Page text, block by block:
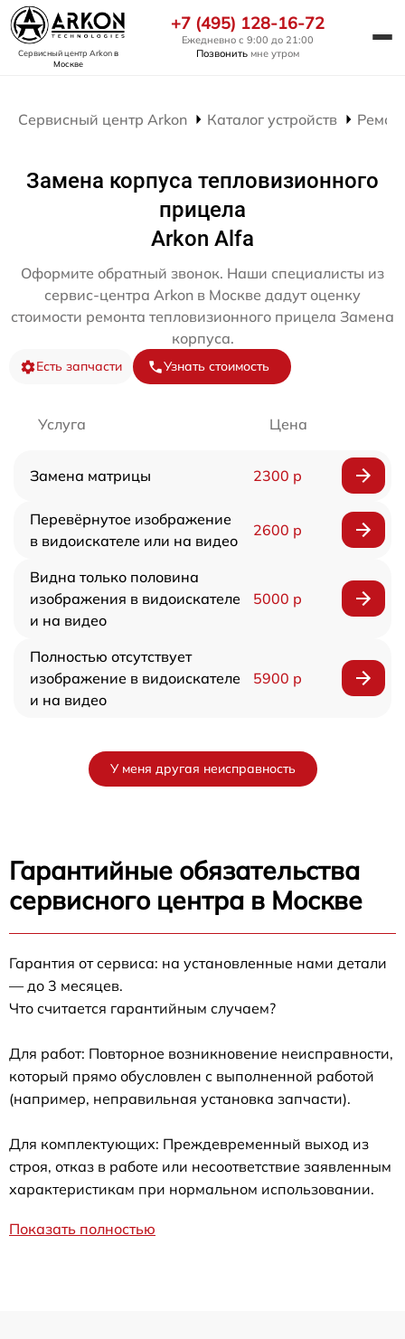
Сервисный центр Arkonв
Москве
+7 (495) 128-16-72
Ежедневно с 9:00 до 21:00
Позвонить мне утром
Сервисный центр Arkon Каталог устройств
Замена корпуса тепловизионного
прицела
Arkon Alfa
Оформите обратный звонок. Наши специалисты из
сервис-центра Arkon в Москве дадут оценку
стоимости ремонта тепловизионного прицела Замена
корпуса.
Есть запчасти Узнать стоимость
Услуга Цена
Замена матрицы 2300 р
Перевёрнутое изображение
в видоискателе или на видео
2600 р
Видна только половина
изображения в видоискателе
и на видео
5000 р
Полностью отсутствует
изображение в видоискателе
и на видео
5900 р
У меня другая неисправность
Гарантийные обязательства
сервисного центра в Москве
Гарантия от сервиса: на установленные нами детали
— до 3 месяцев.
Что считается гарантийным случаем?
Для работ: Повторное возникновение неисправности,
который прямо обусловлен с выполненной работой
(например, неправильная установка запчасти).
Для комплектующих: Преждевременный выход из
строя, отказ в работе или несоответствие заявленным
характеристикам при нормальном использовании.
Показать полностью